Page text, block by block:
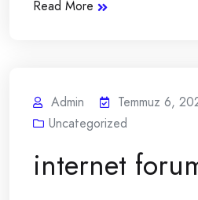
Read More
Admin
Temmuz 6,
Uncategorized
internet